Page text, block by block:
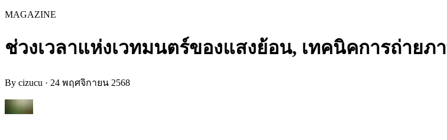
MAGAZINE
ช่วงเวลาแห่งเวทมนตร์ของแสงย้อน, เทคนิคการถ่ายภ
By cizucu · 24 พฤศจิกายน 2568